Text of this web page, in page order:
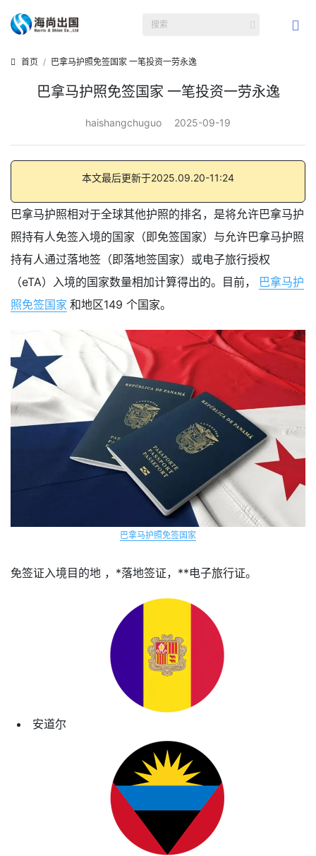
首页 巴拿马护照免签国家 一笔投资一劳永逸
巴拿马护照免签国家 一笔投资一劳永逸
haishangchuguo 2025-09-19
本文最后更新于2025.09.20-11:24
巴拿马护照相对于全球其他护照的排名，是将允许巴拿马护
照持有人免签入境的国家（即免签国家）与允许巴拿马护照
持有人通过落地签（即落地签国家）或电子旅行授权
（eTA）入境的国家数量相加计算得出的。目前，
巴拿马护
照免签国家 和地区149 个国家。
巴拿马护照免签国家
免签证入境目的地 ，*落地签证，**电子旅行证。
安道尔